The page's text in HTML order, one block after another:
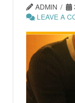
ADMIN
LEAVE A